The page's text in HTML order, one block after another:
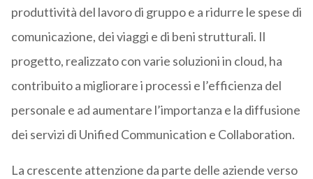
produttività del lavoro di gruppo e a ridurre le spese di
comunicazione, dei viaggi e di beni strutturali. Il
progetto, realizzato con varie soluzioni in cloud, ha
contribuito a migliorare i processi e l’efficienza del
personale e ad aumentare l’importanza e la diffusione
dei servizi di Unified Communication e Collaboration.
La crescente attenzione da parte delle aziende verso